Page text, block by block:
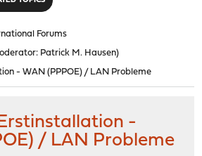
Forums
Patrick M. Hausen)
- WAN (PPPOE) / LAN Probleme
Erstinstallation -
/ LAN Probleme